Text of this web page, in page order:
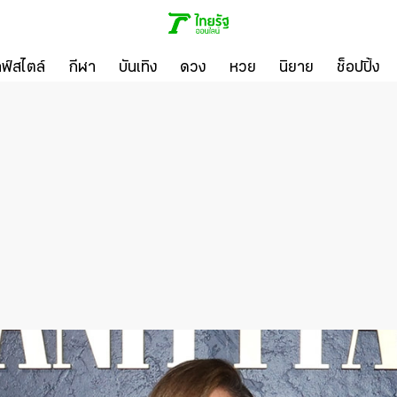
ฟ์สไตล์ กีฬา บันเทิง ดวง หวย นิยาย ช็อปปิ้ง